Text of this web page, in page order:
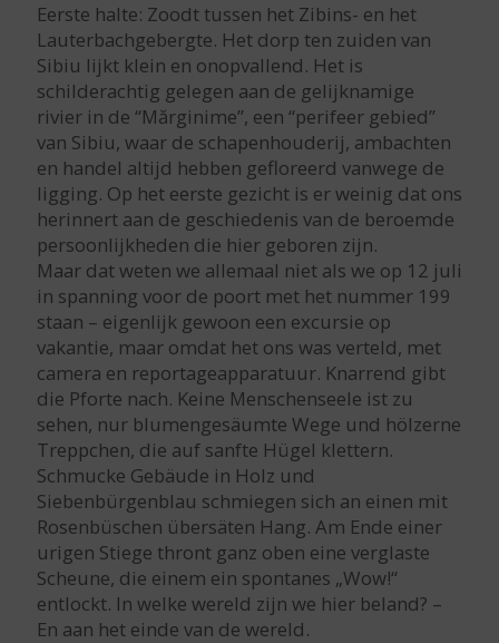
Eerste halte: Zoodt tussen het Zibins- en het
Lauterbachgebergte. Het dorp ten zuiden van
Sibiu lijkt klein en onopvallend. Het is
schilderachtig gelegen aan de gelijknamige
rivier in de “Mărginime”, een “perifeer gebied”
van Sibiu, waar de schapenhouderij, ambachten
en handel altijd hebben gefloreerd vanwege de
ligging. Op het eerste gezicht is er weinig dat ons
herinnert aan de geschiedenis van de beroemde
persoonlijkheden die hier geboren zijn.
Maar dat weten we allemaal niet als we op 12 juli
in spanning voor de poort met het nummer 199
staan – eigenlijk gewoon een excursie op
vakantie, maar omdat het ons was verteld, met
camera en reportageapparatuur. Knarrend gibt
die Pforte nach. Keine Menschenseele ist zu
sehen, nur blumengesäumte Wege und hölzerne
Treppchen, die auf sanfte Hügel klettern.
Schmucke Gebäude in Holz und
Siebenbürgenblau schmiegen sich an einen mit
Rosenbüschen übersäten Hang. Am Ende einer
urigen Stiege thront ganz oben eine verglaste
Scheune, die einem ein spontanes „Wow!“
entlockt. In welke wereld zijn we hier beland? –
En aan het einde van de wereld.